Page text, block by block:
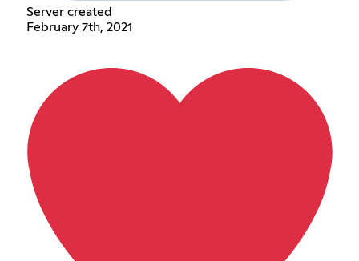
Server created
February 7th, 2021